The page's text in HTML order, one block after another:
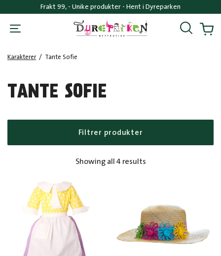
Frakt 99, - Unike produkter - Hent i Dyreparken
Søk
Karakterer / Tante Sofie
TANTE SOFIE
Filtrer produkter
Showing all 4 resultsSorted